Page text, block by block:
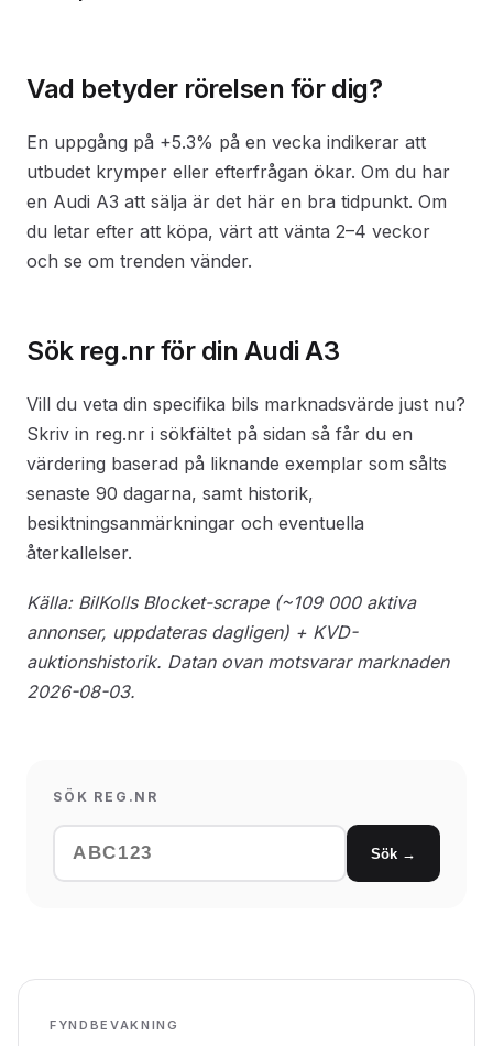
Vad betyder rörelsen för dig?
En uppgång på +5.3% på en vecka indikerar att
utbudet krymper eller efterfrågan ökar. Om du har
en Audi A3 att sälja är det här en bra tidpunkt. Om
du letar efter att köpa, värt att vänta 2–4 veckor
och se om trenden vänder.
Sök reg.nr för din Audi A3
Vill du veta din specifika bils marknadsvärde just nu?
Skriv in reg.nr i sökfältet på sidan så får du en
värdering baserad på liknande exemplar som sålts
senaste 90 dagarna, samt historik,
besiktningsanmärkningar och eventuella
återkallelser.
Källa: BilKolls Blocket-scrape (~109 000 aktiva
annonser, uppdateras dagligen) + KVD-
auktionshistorik. Datan ovan motsvarar marknaden
2026-08-03.
SÖK REG.NR
Sök →
FYNDBEVAKNING